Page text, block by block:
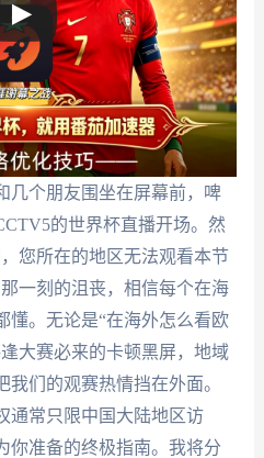
几个朋友围坐在屏幕前，啤
的世界杯直播开场。然
您所在的地区无法观看本节
一刻的沮丧，相信每个在海
懂。无论是“在海外怎么看欧
大赛必来的卡顿黑屏，地域
我们的观赛热情挡在外面。
通常只限中国大陆地区访
你准备的终极指南。我将分